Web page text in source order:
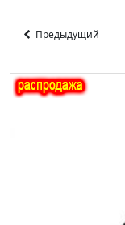
Предыдущий